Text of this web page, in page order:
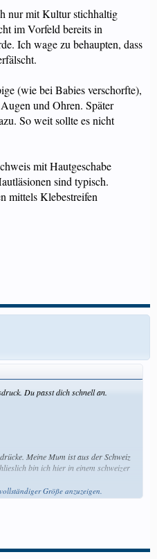
nur mit Kultur stichhaltig
im Vorfeld bereits in
Ich wage zu behaupten, dass
(wie bei Babies verschorfte),
und Ohren. Später
So weit sollte es nicht
mit Hautgeschabe
sind typisch.
mittels Klebestreifen
Du passt dich schnell an.
Meine Mum ist aus der Schweiz
bin ich hier in einem schweizer
Größe anzuzeigen.